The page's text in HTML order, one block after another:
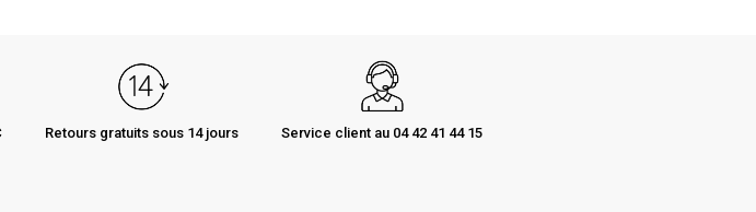
Retours gratuits sous 14 jours Service client au 04 42 41 44 15